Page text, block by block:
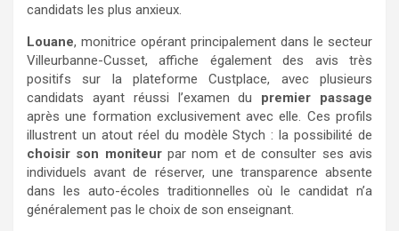
candidats les plus anxieux.
Louane, monitrice opérant principalement dans le secteur
Villeurbanne-Cusset, affiche également des avis très
positifs sur la plateforme Custplace, avec plusieurs
candidats ayant réussi l’examen du premier passage
après une formation exclusivement avec elle. Ces profils
illustrent un atout réel du modèle Stych : la possibilité de
choisir son moniteurpar nom et de consulter ses avis
individuels avant de réserver, une transparence absente
dans les auto-écoles traditionnelles où le candidat n’a
généralement pas le choix de son enseignant.